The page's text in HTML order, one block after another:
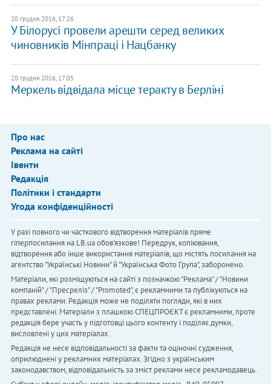
20 грудня 2016, 17:26
У Білорусі провели арешти серед великих
чиновників Мінпраці і Нацбанку
20 грудня 2016, 17:05
Меркель відвідала місце теракту в Берліні
Про нас
Реклама на сайті
Івенти
Редакція
Політики і стандарти
Угода конфіденційності
У разі повного чи часткового відтворення матеріалів пряме
гіперпосилання на LB.ua обов'язкове! Передрук, копіювання,
відтворення або інше використання матеріалів, що містять посилання на
агентство "Українськi Новини" й "Українська Фото Група", заборонено.
Матеріали, які розміщуються на сайті з позначкою "Реклама" / "Новини
компаній" / "Пресреліз" / "Promoted", є рекламними та публікуються на
правах реклами. Редакція може не поділяти погляди, які в них
представлені. Матеріали з плашкою СПЕЦПРОЄКТ є рекламними, проте
редакція бере участь у підготовці цього контенту і поділяє думки,
висловлені у цих матеріалах.
Редакція не несе відповідальності за факти та оціночні судження,
оприлюднені у рекламних матеріалах. Згідно з українським
законодавством, відповідальність за зміст реклами несе рекламодавець.